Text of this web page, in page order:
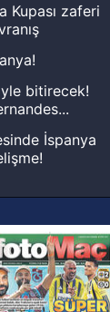
Kupası zaferi
bitirecek!
İspanya
Ligi
teknik direktörü